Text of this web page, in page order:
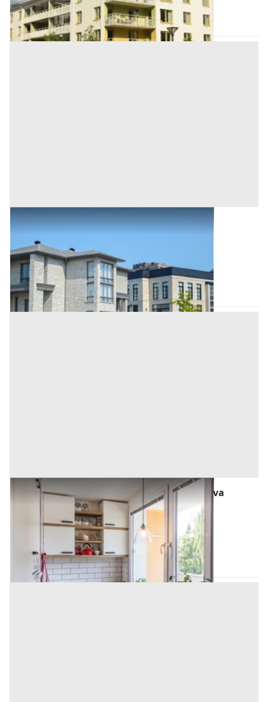
Codice asta: AI3605690
Asta chiusa
Abitazione di Tipo Civile all'asta a Padova
Ospedaletto Euganeo (Padova)
37.500 € 50.000 €
Codice asta:aca4da05
Asta chiusa
Abitazione di Tipo Popolare all'asta a Padova
Ospedaletto Euganeo (Padova)
13.824 € 18.432 €
Codice asta:AJ7311311
Asta chiusa